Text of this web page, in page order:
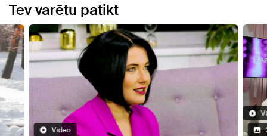
Tev varētu patikt
Video